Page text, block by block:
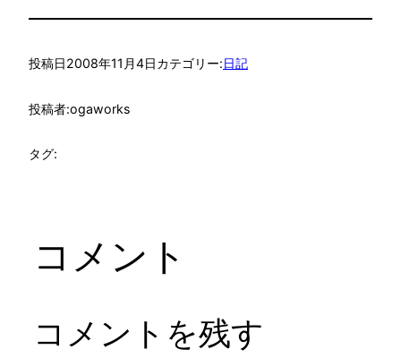
投稿日2008年11月4日カテゴリー:日記
投稿者:ogaworks
タグ:
コメント
コメントを残す